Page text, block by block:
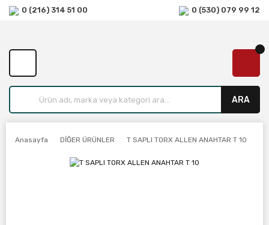
0 (216) 314 51 00 0 (530) 079 99 12
ARA
Anasayfa DİĞER ÜRÜNLER T SAPLI TORX ALLEN ANAHTAR T 10